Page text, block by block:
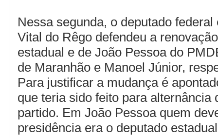
Nessa segunda, o deputado
Vital do Rêgo defendeu a
estadual e de João Pessoa do
de Maranhão e Manoel Júnior,
Para justificar a mudança é
que teria sido feito para alternância
partido. Em João Pessoa quem
presidência era o deputado